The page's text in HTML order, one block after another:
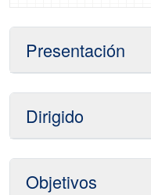
Presentación
Dirigido
Objetivos